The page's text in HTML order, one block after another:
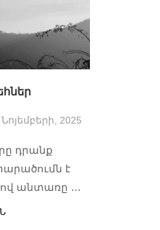
Նոյեմբերի, 2025
դրանք
է
անտառը …